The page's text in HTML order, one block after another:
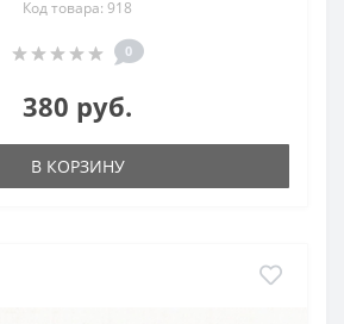
Код товара: 918
0
380 руб.
В КОРЗИНУ